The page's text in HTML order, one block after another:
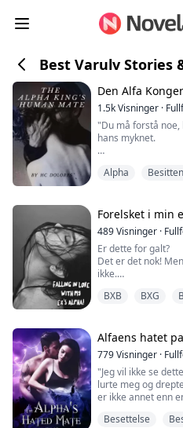
Best Varulv Stories
Den Alfa
1.5kVisninger ·
"Du må forstå
hans myknet.
jeg følte denne
eget hjem."
Han brukte en av
og kriblinger
"Jeg har ...
Alpha
Forelsket i min
489Visninger ·
Er dette for galt?
Det er det nok!
ikke.
svarte ulvens
De skarpe tennene
skriker når gnister
Kan...
BXB BXG
Alfaens hatet
779Visninger ·
"Jeg vil ikke se
lurte meg og
er ikke annet enn
meg tilbake? Jeg
Besettelse